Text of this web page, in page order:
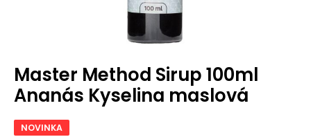
Master Method Sirup 100ml
Ananás Kyselina maslová
NOVINKA